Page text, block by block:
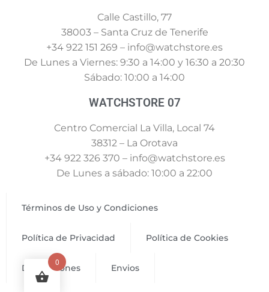
Calle Castillo, 77
38003 – Santa Cruz de Tenerife
+34 922 151 269 – info@watchstore.es
De Lunes a Viernes: 9:30 a 14:00 y 16:30 a 20:30
Sábado: 10:00 a 14:00
WATCHSTORE 07
Centro Comercial La Villa, Local 74
38312 – La Orotava
+34 922 326 370 – info@watchstore.es
De Lunes a sábado: 10:00 a 22:00
Términos de Uso y Condiciones
Política de Privacidad Política de Cookies
Devoluciones Envios
0